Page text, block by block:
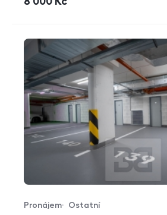
Typ nabídky
Pronájem
Typ nemovitosti
Ostatní